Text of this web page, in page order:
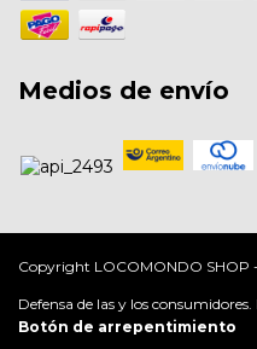
Medios de envío
Copyright LOCOMONDO SHOP -
Defensa de las y los
Botón de arrepentimiento